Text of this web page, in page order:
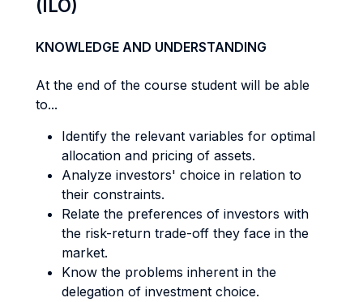
(ILO)
KNOWLEDGE AND UNDERSTANDING
At the end of the course student will be able
to...
Identify the relevant variables for optimal
allocation and pricing of assets.
Analyze investors' choice in relation to
their constraints.
Relate the preferences of investors with
the risk-return trade-off they face in the
market.
Know the problems inherent in the
delegation of investment choice.